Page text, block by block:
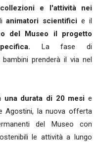
e l'attività nei
animatori scientifici e il
del Museo il progetto
La fase di
prenderà il via nel
una durata di 20 mesi e
Agostini, la nuova offerta
del Museo con
le attività a lungo